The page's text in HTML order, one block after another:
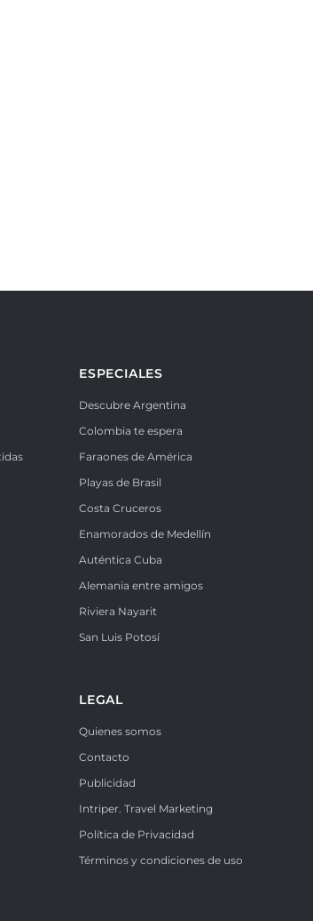
ESPECIALES
Descubre Argentina
Colombia te espera
Faraones de América
Playas de Brasil
Costa Cruceros
Enamorados de Medellín
Auténtica Cuba
Alemania entre amigos
Riviera Nayarit
San Luis Potosí
LEGAL
Quienes somos
Contacto
Publicidad
Intriper. Travel Marketing
Política de Privacidad
Términos y condiciones de uso